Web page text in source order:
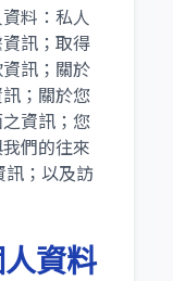
料：私人
訊；取得
訊；關於
；關於您
資訊；您
們的往來
；以及訪
資料